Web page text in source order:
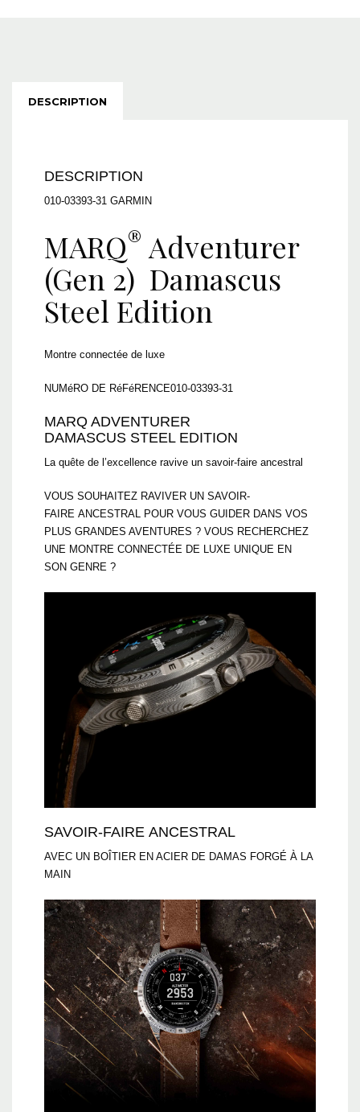
DESCRIPTION
DESCRIPTION
010-03393-31 GARMIN
MARQ® Adventurer
(Gen 2) Damascus
Steel Edition
Montre connectée de luxe
NUMéRO DE RéFéRENCE010-03393-31
MARQ ADVENTURER
DAMASCUS STEEL EDITION
La quête de l’excellence ravive un savoir-faire ancestral
VOUS SOUHAITEZ RAVIVER UN SAVOIR-
FAIRE ANCESTRAL POUR VOUS GUIDER DANS VOS
PLUS GRANDES AVENTURES ? VOUS RECHERCHEZ
UNE MONTRE CONNECTÉE DE LUXE UNIQUE EN
SON GENRE ?
SAVOIR-FAIRE ANCESTRAL
AVEC UN BOÎTIER EN ACIER DE DAMAS FORGÉ À LA
MAIN